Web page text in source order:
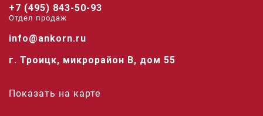
+7 (495) 843-50-93
Отдел продаж
info@ankorn.ru
г. Троицк, микрорайон В, дом 55
Показать на карте